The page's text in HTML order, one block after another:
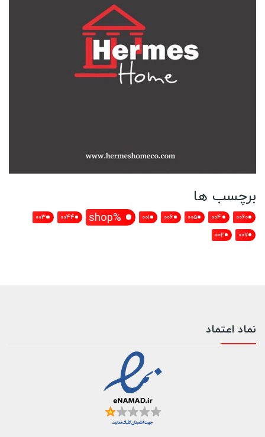
برچسب ها
0060
004
005
006
001
%shop
0044
003
007
002
نماد اعتماد